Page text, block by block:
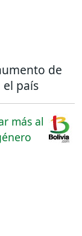
de
país